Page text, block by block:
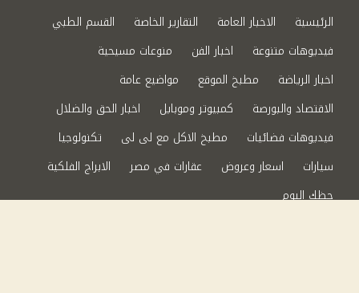
الرئيسية الاخبار العامة التقارير الخاصة
القسم الطبي
فيديوهات متنوعة
اخبار الفن
منوعات مسيحية
اخبار الرياضة
مطبخ الموقع
مواضيع عامة
الاقتصاد والبورصة
كمبيوتر وموبايل
اخبار الحق والضلال
فيديوهات فضائيات
مطبخ الاكل مع لى لى
تكنولوجيا
سيارات
اسعار وعروض عقارات في مصر
الابراج الفلكية
حظك اليوم